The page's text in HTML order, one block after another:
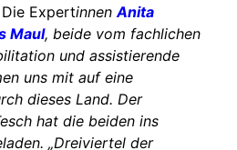
ExpertinnenAnita
Maul, beide vom fachlichen
und assistierende
uns mit auf eine
dieses Land. Der
hat die beiden ins
„Dreiviertel der